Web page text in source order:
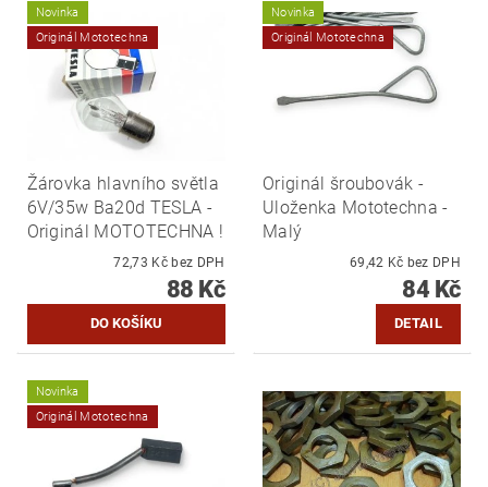
Novinka
Originál Mototechna
Žárovka hlavního světla
6V/35w Ba20d TESLA -
Originál MOTOTECHNA !
72,73 Kč bez DPH
88 Kč
Novinka
Originál Mototechna
Originál šroubovák -
Uloženka Mototechna -
Malý
69,42 Kč bez DPH
84 Kč
DETAIL
Novinka
Originál Mototechna